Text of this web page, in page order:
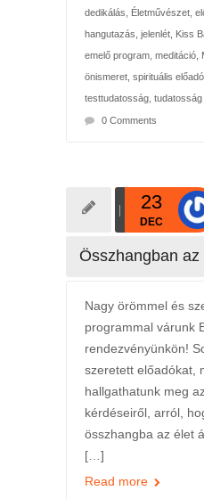
dedikálás
Életművészet,
hangutazás jelenlét, Kiss
emelő program, meditáció,
önismeret, spirituális
testtudatosság, tudatosság
0 Comments
23
DEC
Összhangban az
Nagy örömmel és
programmal várunk
rendezvényünkön!
szeretett előadókat,
hallgathatunk meg
kérdéseiről, arról,
összhangba az élet
[…]
Read more